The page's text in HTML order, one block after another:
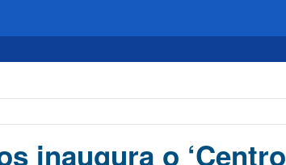
inaugura o ‘Centro